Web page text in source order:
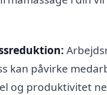
kan påvirke
og produktivitet